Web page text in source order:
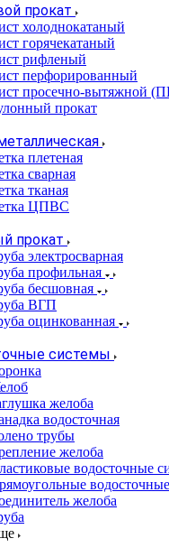
прокат
холоднокатаный
горячекатаный
рифленый
перфорированный
просечно-вытяжной
прокат
плетеная
сварная
тканая
ЦПВС
прокат
электросварная
профильная
бесшовная
ВГП
оцинкованная
системы
желоба
водосточная
трубы
желоба
водосточные
желоба